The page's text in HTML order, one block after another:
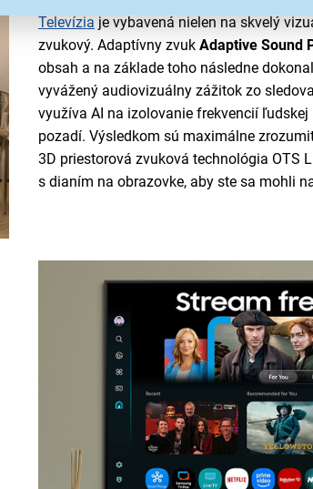
Televízia je vybavená nielen na skvelý
zvukový. Adaptívny zvuk Adaptive Sound
obsah a na základe toho následne
vyvážený audiovizuálny zážitok zo
využíva AI na izolovanie frekvencií
pozadí. Výsledkom sú maximálne
3D priestorová zvuková technológia OTS
s dianím na obrazovke, aby ste sa mohli